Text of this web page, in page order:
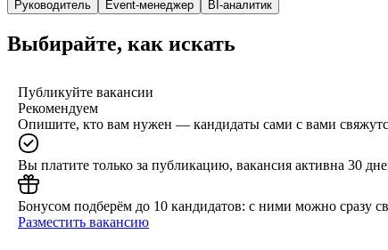
Руководитель Event-менеджер BI-аналитик
Выбирайте, как искать
Публикуйте вакансии
Рекомендуем
Опишите, кто вам нужен — кандидаты сами с вами
Вы платите только за публикацию, вакансия активна 30
Бонусом подберём до 10 кандидатов: с ними можно сразу
Разместить вакансию